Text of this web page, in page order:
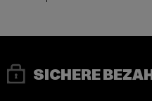
SICHERE